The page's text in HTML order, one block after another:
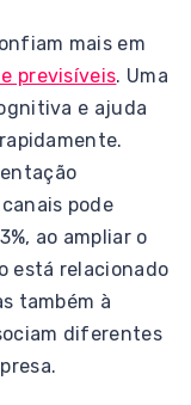
mais em
previsíveis. Uma
e ajuda
pode
ao ampliar o
está relacionado
também à
diferentes